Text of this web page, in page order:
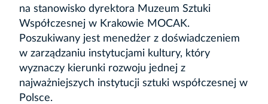
na stanowisko dyrektora Muzeum Sztuki
Współczesnej w Krakowie MOCAK.
Poszukiwany jest menedżer z doświadczeniem
w zarządzaniu instytucjami kultury, który
wyznaczy kierunki rozwoju jednej z
najważniejszych instytucji sztuki współczesnej w
Polsce.